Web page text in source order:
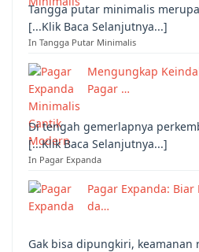
Tangga putar minimalis
[...Klik Baca Selanjutnya...]
In Tangga Putar Minimalis
Mengungkap
Pagar …
Di tengah gemerlapnya
[...Klik Baca Selanjutnya...]
In Pagar Expanda
Pagar Expanda:
da…
Gak bisa dipungkiri,